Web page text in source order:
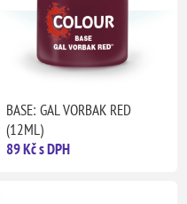
BASE: GAL VORBAK RED
(12ML)
89 Kč s DPH